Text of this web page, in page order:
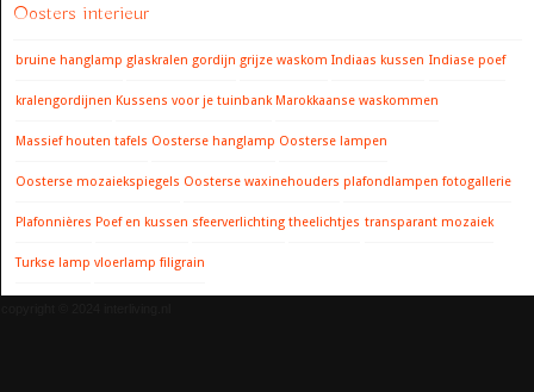
Oosters interieur
bruine hanglamp glaskralen gordijn grijze waskom Indiaas kussen Indiase poef
kralengordijnen Kussens voor je tuinbank Marokkaanse waskommen
Massief houten tafels Oosterse hanglamp Oosterse lampen
Oosterse mozaiekspiegels Oosterse waxinehouders plafondlampen fotogallerie
Plafonnières Poef en kussen sfeerverlichting theelichtjes transparant mozaiek
Turkse lamp vloerlamp filigrain